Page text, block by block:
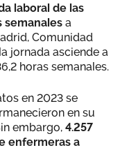
laboral de las
semanales a
Comunidad
jornada asciende a
horas semanales.
en 2023 se
en su
embargo, 4.257
enfermeras a